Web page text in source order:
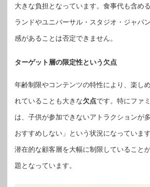
大きな負担となっています。食事代も含め
ランドやユニバーサル・スタジオ・ジャパ
感があることは否定できません。
ターゲット層の限定性という 欠点
年齢制限やコンテンツの特性により、楽し
れていることも大きな欠点です。特にファ
は、子供が参加できないアトラクションが
おすすめしない」という状況になっていま
潜在的な顧客層を大幅に制限していること
題となっています。